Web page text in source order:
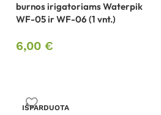
burnos irigatoriams Waterpik
WF-05 ir WF-06 (1 vnt.)
6,00 €
IŠPARDUOTA